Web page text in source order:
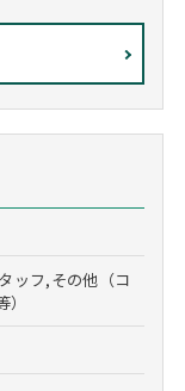
ッフ,その他（コ